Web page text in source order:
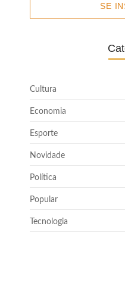
SE
Cultura
Economia
Esporte
Novidade
Política
Popular
Tecnologia